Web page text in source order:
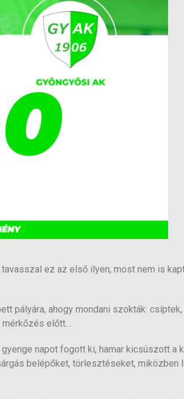
ez az első ilyen, most nem is
pályára, ahogy mondani szokták: csíptek,
mérkőzés előtt…
napot fogott ki, hamar kicsúszott a
belépőket, törlesztéseket, miközben